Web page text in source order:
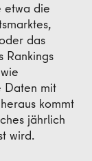
etwa die
das
Rankings
Daten mit
kommt
jährlich
wird.